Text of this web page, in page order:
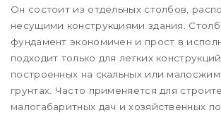
Он состоит из отдельных столбов,
несущими конструкциями здания.
фундамент экономичен и прост в
подходит только для легких
построенных на скальных или
грунтах. Часто применяется для
малогабаритных дач и хозяйственных